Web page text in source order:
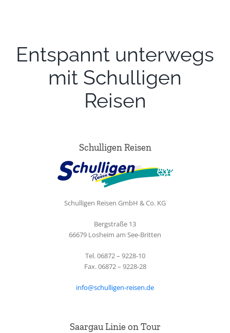
Entspannt unterwegs
mit Schulligen
Reisen
Schulligen Reisen
Schulligen Reisen GmbH & Co. KG
Bergstraße 13
66679 Losheim am See-Britten
Tel. 06872 – 9228-10
Fax. 06872 – 9228-28
info@schulligen-reisen.de
Saargau Linie on Tour